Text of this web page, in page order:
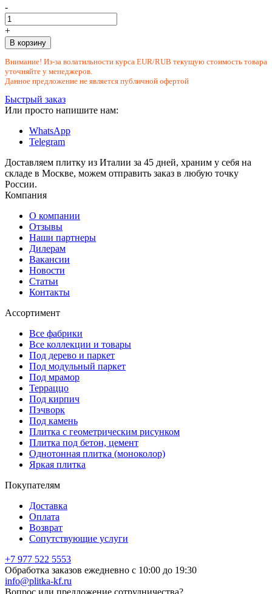
-
+
В корзину
Внимание! Из-за волатильности курса EUR/RUB текущую стоимость товара
уточняйте у менеджеров.
Данное предложение не является публичной офертой
Быстрый заказ
Или просто напишите нам:
WhatsApp
Telegram
Доставляем плитку из Италии за 45 дней, храним у себя на
складе в Москве, можем отправить заказ в любую точку
России.
Компания
О компании
Отзывы
Наши партнеры
Дилерам
Вакансии
Новости
Статьи
Контакты
Ассортимент
Все фабрики
Все коллекции и товары
Под дерево и паркет
Под модульный паркет
Под мрамор
Терраццо
Под кирпич
Пэчворк
Под камень
Плитка с геометрическим рисунком
Плитка под бетон, цемент
Однотонная плитка (моноколор)
Яркая плитка
Покупателям
Доставка
Оплата
Возврат
Сопутствующие услуги
+7 977 522 5553
Обработка заказов ежедневно с 10:00 до 19:30
info@plitka-kf.ru
Вопрос или предложение сотрудничества?